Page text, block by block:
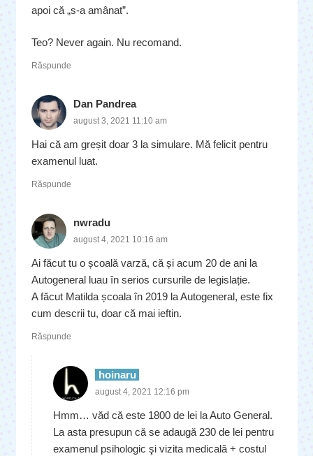
apoi că „s-a amânat”.
Teo? Never again. Nu recomand.
Răspunde
Dan Pandrea
august 3, 2021 11:10 am
Hai că am greșit doar 3 la simulare. Mă felicit pentru
examenul luat.
Răspunde
nwradu
august 4, 2021 10:16 am
Ai făcut tu o școală varză, că și acum 20 de ani la
Autogeneral luau în serios cursurile de legislație.
A făcut Matilda școala în 2019 la Autogeneral, este fix
cum descrii tu, doar că mai ieftin.
Răspunde
hoinaru
august 4, 2021 12:16 pm
Hmm… văd că este 1800 de lei la Auto General.
La asta presupun că se adaugă 230 de lei pentru
examenul psihologic şi vizita medicală + costul